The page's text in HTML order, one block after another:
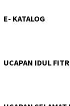
E- KATALOG
UCAPAN IDUL